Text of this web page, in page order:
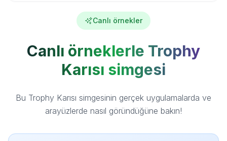
Canlı örnekler
Canlı örneklerle Trophy
Karısı simgesi
Bu Trophy Karısı simgesinin gerçek uygulamalarda ve
arayüzlerde nasıl göründüğüne bakın!